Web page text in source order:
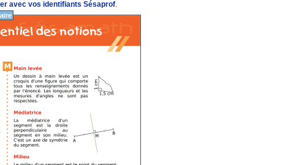
avec vos identifiants Sésaprof.